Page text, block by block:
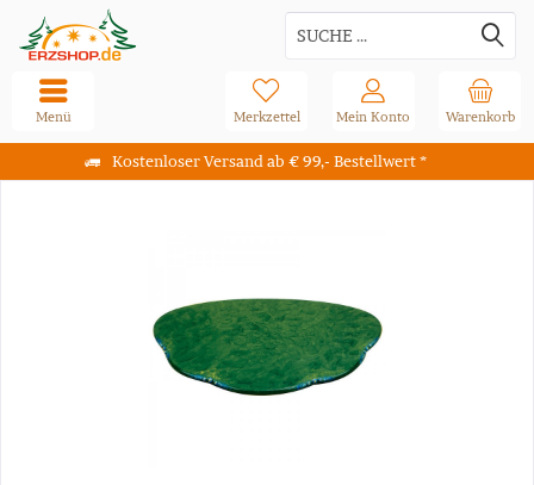
Kostenloser Versand ab € 99,- Bestellwert *
Warenkorb
Merkzettel Mein Konto
Menü